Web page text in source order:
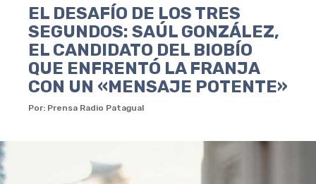
EL DESAFÍO DE LOS TRES
SEGUNDOS: SAÚL GONZÁLEZ,
EL CANDIDATO DEL BIOBÍO
QUE ENFRENTÓ LA FRANJA
CON UN «MENSAJE POTENTE»
Por: Prensa Radio Patagual